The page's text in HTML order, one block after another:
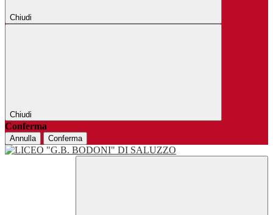
Chiudi
Chiudi
Conferma
Annulla Conferma